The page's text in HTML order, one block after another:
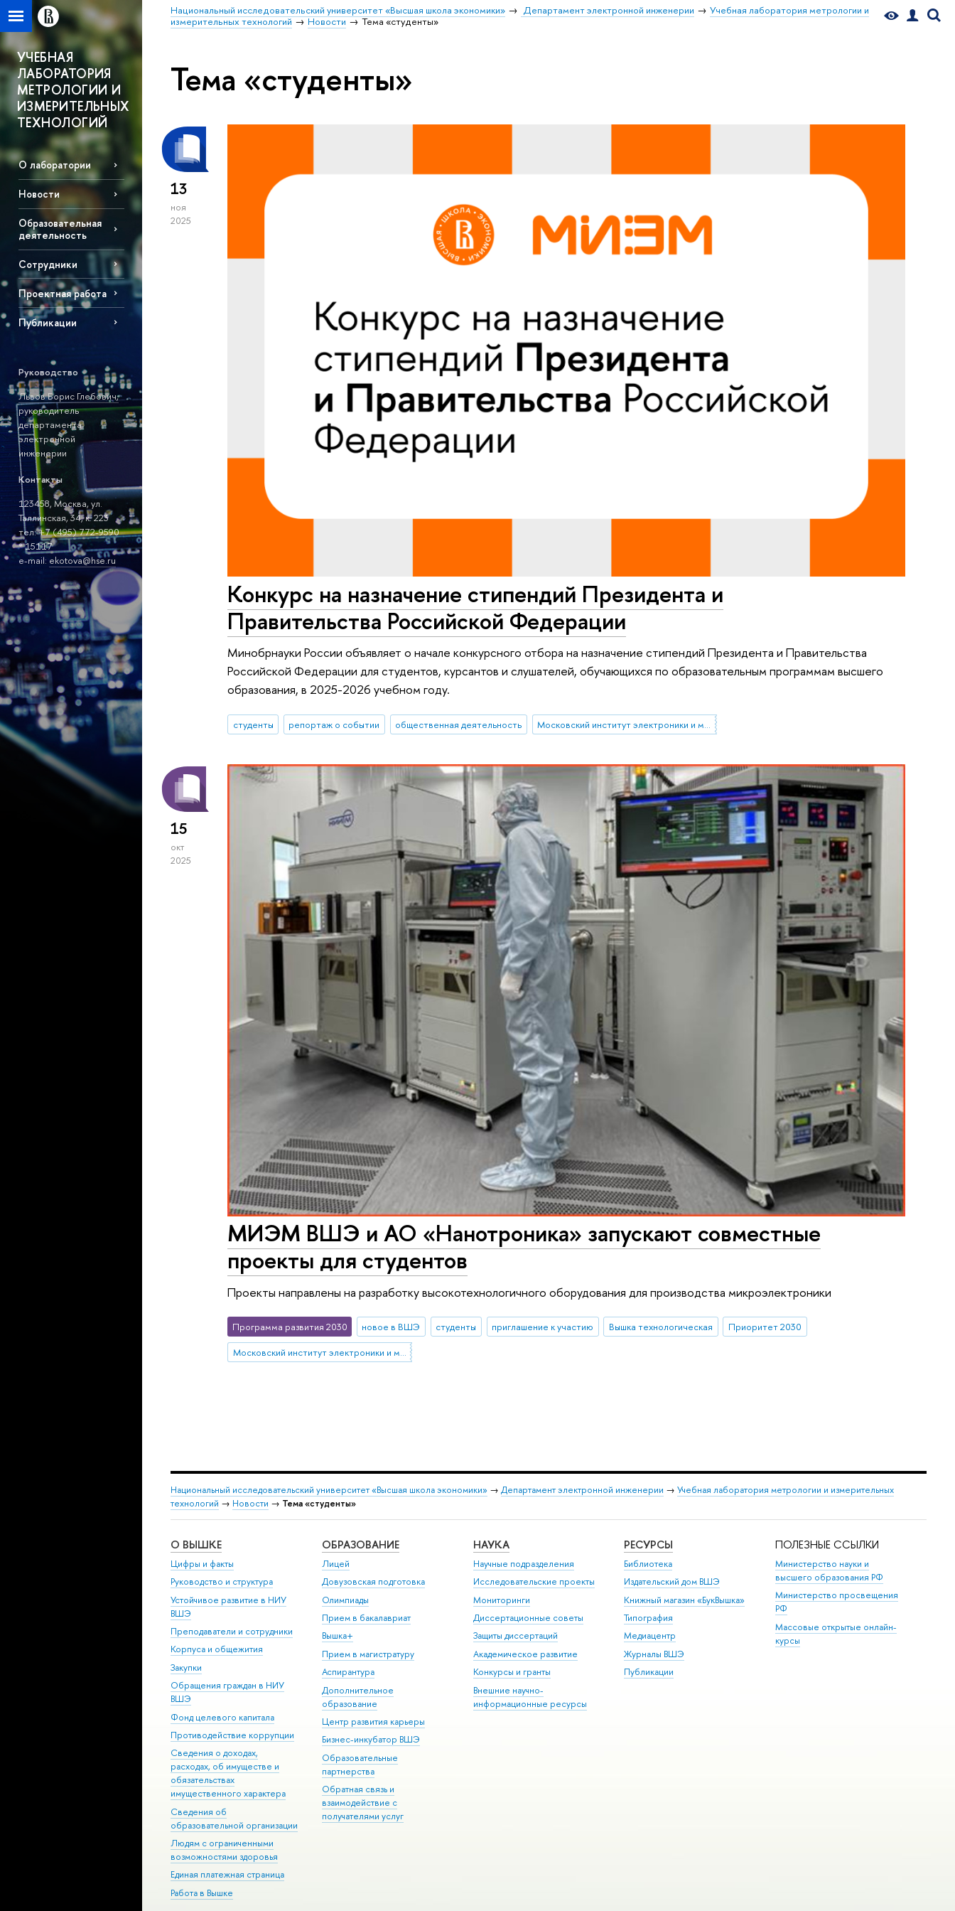
Национальный исследовательский университет «Высшая школа экономики» Департамент электронной инженерии
Учебная лаборатория метрологии и
измерительных технологий
Новости Тема «студенты»
УЧЕБНАЯ
ЛАБОРАТОРИЯ
МЕТРОЛОГИИ И
ИЗМЕРИТЕЛЬНЫХ
ТЕХНОЛОГИЙ
О лаборатории
Новости
Образовательная
деятельность
Сотрудники
Проектная работа
Публикации
Руководство
Львов Борис Глебович,
руководитель
департамента
электронной
инженерии
Контакты
123458, Москва, ул.
Таллинская, 34, к. 223
тел: +7 (495) 772-9590
* 15117
е-mail: ekotova@hse.ru
Тема «студенты»
13
ноя
2025
Конкурс на назначение стипендий Президента и
Правительства Российской Федерации
Минобрнауки России объявляет о начале конкурсного отбора на назначение стипендий Президента и Правительства
Российской Федерации для студентов, курсантов и слушателей, обучающихся по образовательным программам высшего
образования, в 2025-2026 учебном году.
студенты репортаж о событии общественная деятельность Московский институт электроники и математики им. А.Н. Тихонова
15
окт
2025
МИЭМ ВШЭ и АО «Нанотроника» запускают совместные
проекты для студентов
Проекты направлены на разработку высокотехнологичного оборудования для производства микроэлектроники
Программа развития 2030 новое в ВШЭ студенты приглашение к участию Вышка технологическая
Приоритет 2030
Московский институт электроники и математики им. А.Н. Тихонова
Национальный исследовательский университет «Высшая школа экономики» → Департамент электронной инженерии → Учебная лаборатория метрологии и измерительных
технологий → Новости → Тема «студенты»
О ВЫШКЕ
Цифры и факты
Руководство и структура
Устойчивое развитие в НИУ
ВШЭ
Преподаватели и сотрудники
Корпуса и общежития
Закупки
Обращения граждан в НИУ
ВШЭ
Фонд целевого капитала
Противодействие коррупции
Сведения о доходах,
расходах, об имуществе и
обязательствах
имущественного характера
Сведения об
образовательной организации
Людям с ограниченными
возможностями здоровья
Единая платежная страница
Работа в Вышке
ОБРАЗОВАНИЕ
Лицей
Довузовская подготовка
Олимпиады
Прием в бакалавриат
Вышка+
Прием в магистратуру
Аспирантура
Дополнительное
образование
Центр развития карьеры
Бизнес-инкубатор ВШЭ
Образовательные
партнерства
Обратная связь и
взаимодействие с
получателями услуг
НАУКА
Научные подразделения
Исследовательские проекты
Мониторинги
Диссертационные советы
Защиты диссертаций
Академическое развитие
Конкурсы и гранты
Внешние научно-
информационные ресурсы
РЕСУРСЫ
Библиотека
Издательский дом ВШЭ
Книжный магазин «БукВышка»
Типография
Медиацентр
Журналы ВШЭ
Публикации
ПОЛЕЗНЫЕ ССЫЛКИ
Министерство науки и
высшего образования РФ
Министерство просвещения
РФ
Массовые открытые онлайн-
курсы